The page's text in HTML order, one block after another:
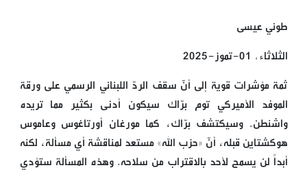
طوني عيسى
الثلاثاء, 01-تموز-2025
ثمة مؤشرات قوية إلى أنّ سقف الردّ اللبناني الرسمي على ورقة
الموفد الأميركي توم برّاك سيكون أدنى بكثير مما تريده
واشنطن. وسيكتشف برّاك، كما مورغان أورتاغوس وعاموس
هوكشتاين قبله، أنّ «حزب الله» مستعد لمناقشة أي مسألة، لكنه
أبداً لن يسمح لأحد بالاقتراب من سلاحه. وهذه المسألة ستؤدي